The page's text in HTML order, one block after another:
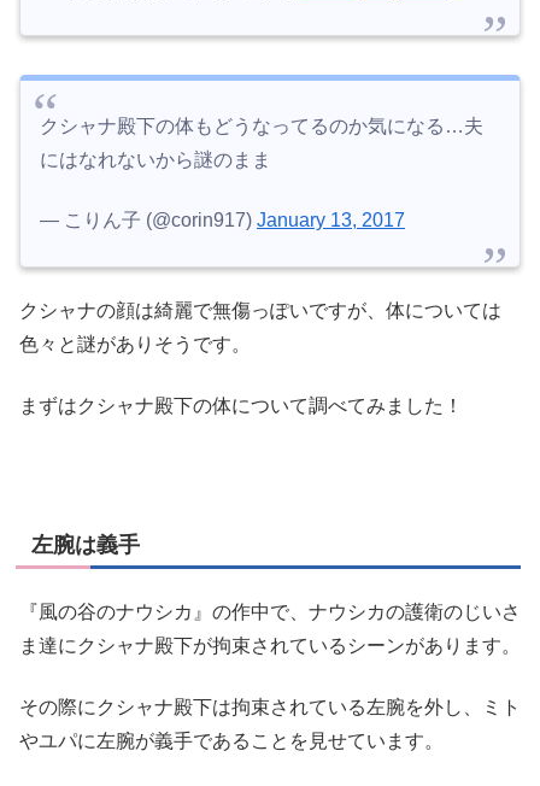
クシャナ殿下の体もどうなってるのか気になる…夫
にはなれないから謎のまま
— こりん子 (@corin917) January 13, 2017
クシャナの顔は綺麗で無傷っぽいですが、体については
色々と謎がありそうです。
まずはクシャナ殿下の体について調べてみました！
左腕は義手
『風の谷のナウシカ』の作中で、ナウシカの護衛のじいさ
ま達にクシャナ殿下が拘束されているシーンがあります。
その際にクシャナ殿下は拘束されている左腕を外し、ミト
やユパに左腕が義手であることを見せています。